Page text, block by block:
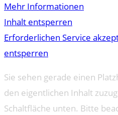
Mehr Informationen
Inhalt entsperren
Erforderlichen Service
entsperren
Sie sehen gerade einen
den eigentlichen Inhalt
Schaltfläche unten. Bitte